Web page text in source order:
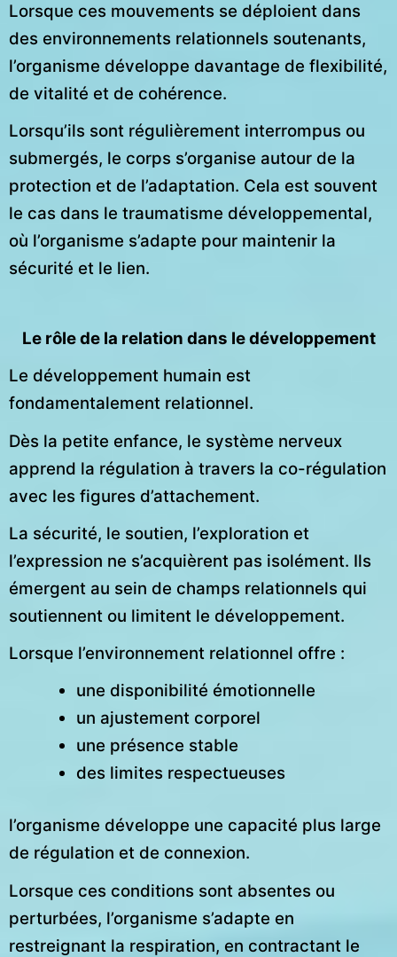
Lorsque ces mouvements se déploient dans
des environnements relationnels soutenants,
l’organisme développe davantage de flexibilité,
de vitalité et de cohérence.
Lorsqu’ils sont régulièrement interrompus ou
submergés, le corps s’organise autour de la
protection et de l’adaptation. Cela est souvent
le cas dans le traumatisme développemental,
où l’organisme s’adapte pour maintenir la
sécurité et le lien.
Le rôle de la relation dans le développement
Le développement humain est
fondamentalement relationnel.
Dès la petite enfance, le système nerveux
apprend la régulation à travers la co-régulation
avec les figures d’attachement.
La sécurité, le soutien, l’exploration et
l’expression ne s’acquièrent pas isolément. Ils
émergent au sein de champs relationnels qui
soutiennent ou limitent le développement.
Lorsque l’environnement relationnel offre :
une disponibilité émotionnelle
un ajustement corporel
une présence stable
des limites respectueuses
l’organisme développe une capacité plus large
de régulation et de connexion.
Lorsque ces conditions sont absentes ou
perturbées, l’organisme s’adapte en
restreignant la respiration, en contractant le